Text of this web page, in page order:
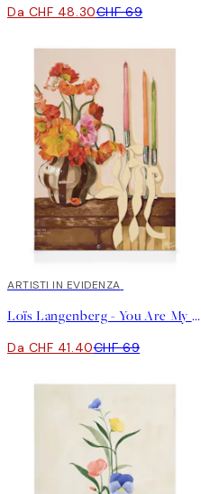
Da CHF 48.30CHF 69
40%*
ARTISTI IN EVIDENZA
Loïs Langenberg - You Are My Favorite Home Stampa su Tela
Da CHF 41.40CHF 69